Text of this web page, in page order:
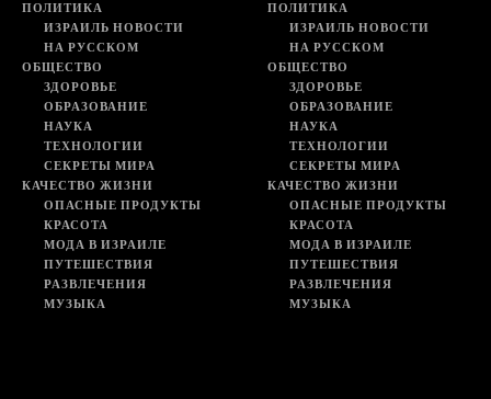
ПОЛИТИКА
ИЗРАИЛЬ НОВОСТИ
НА РУССКОМ
ОБЩЕСТВО
ЗДОРОВЬЕ
ОБРАЗОВАНИЕ
НАУКА
ТЕХНОЛОГИИ
СЕКРЕТЫ МИРА
КАЧЕСТВО ЖИЗНИ
ОПАСНЫЕ ПРОДУКТЫ
КРАСОТА
МОДА В ИЗРАИЛЕ
ПУТЕШЕСТВИЯ
РАЗВЛЕЧЕНИЯ
МУЗЫКА
ПОЛИТИКА
ИЗРАИЛЬ НОВОСТИ
НА РУССКОМ
ОБЩЕСТВО
ЗДОРОВЬЕ
ОБРАЗОВАНИЕ
НАУКА
ТЕХНОЛОГИИ
СЕКРЕТЫ МИРА
КАЧЕСТВО ЖИЗНИ
ОПАСНЫЕ ПРОДУКТЫ
КРАСОТА
МОДА В ИЗРАИЛЕ
ПУТЕШЕСТВИЯ
РАЗВЛЕЧЕНИЯ
МУЗЫКА